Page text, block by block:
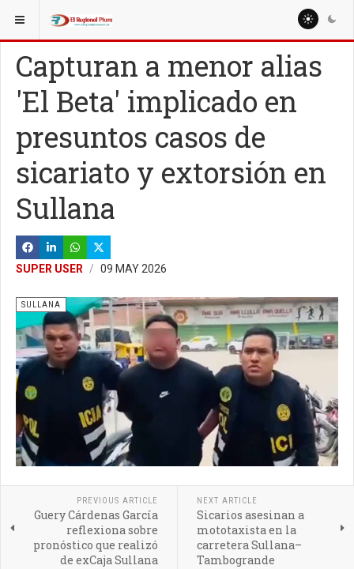
ESTÁ AQUÍ:
Capturan a menor alias
'El Beta' implicado en
presuntos casos de
sicariato y extorsión en
Sullana
SUPER USER 09 MAY 2026
SULLANA
PREVIOUS ARTICLE
Guery Cárdenas García
reflexiona sobre
pronóstico que realizó
de exCaja Sullana
NEXT ARTICLE
Sicarios asesinan a
mototaxista en la
carretera Sullana–
Tambogrande